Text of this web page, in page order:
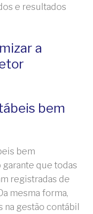
e resultados
a
bem
bem
que todas
registradas de
mesma forma,
gestão contábil